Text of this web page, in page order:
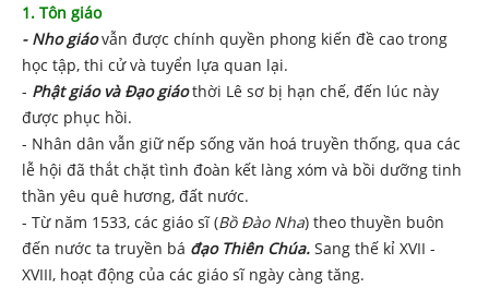
1. Tôn giáo
- Nho giáovẫn được chính quyền phong kiến đề cao trong
học tập, thi cử và tuyển lựa quan lại.
- Phật giáo và Đạo giáothời Lê sơ bị hạn chế, đến lúc này
được phục hồi.
- Nhân dân vẫn giữ nếp sống văn hoá truyền thống, qua các
lễ hội đã thắt chặt tình đoàn kết làng xóm và bồi dưỡng tinh
thần yêu quê hương, đất nước.
- Từ năm 1533, các giáo sĩ (Bồ Đào Nha) theo thuyền buôn
đến nước ta truyền bá đạo Thiên Chúa. Sang thế kỉ XVII -
XVIII, hoạt động của các giáo sĩ ngày càng tăng.